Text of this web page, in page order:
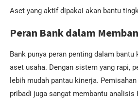
Aset yang aktif dipakai akan bantu
Peran Bank dalam
Bank punya peran penting dalam bantu
aset usaha. Dengan sistem yang rapi,
lebih mudah pantau kinerja.
pribadi juga sangat membantu analisis